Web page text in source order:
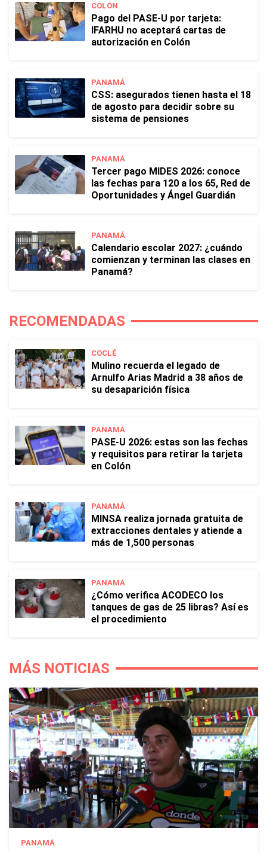
COLÓN
Pago del PASE-U por tarjeta:
IFARHU no aceptará cartas de
autorización en Colón
PANAMÁ
CSS: asegurados tienen hasta el 18
de agosto para decidir sobre su
sistema de pensiones
PANAMÁ
Tercer pago MIDES 2026: conoce
las fechas para 120 a los 65, Red de
Oportunidades y Ángel Guardián
PANAMÁ
Calendario escolar 2027: ¿cuándo
comienzan y terminan las clases en
Panamá?
RECOMENDADAS
COCLÉ
Mulino recuerda el legado de
Arnulfo Arias Madrid a 38 años de
su desaparición física
PANAMÁ
PASE-U 2026: estas son las fechas
y requisitos para retirar la tarjeta
en Colón
PANAMÁ
MINSA realiza jornada gratuita de
extracciones dentales y atiende a
más de 1,500 personas
PANAMÁ
¿Cómo verifica ACODECO los
tanques de gas de 25 libras? Así es
el procedimiento
MÁS NOTICIAS
PANAMÁ